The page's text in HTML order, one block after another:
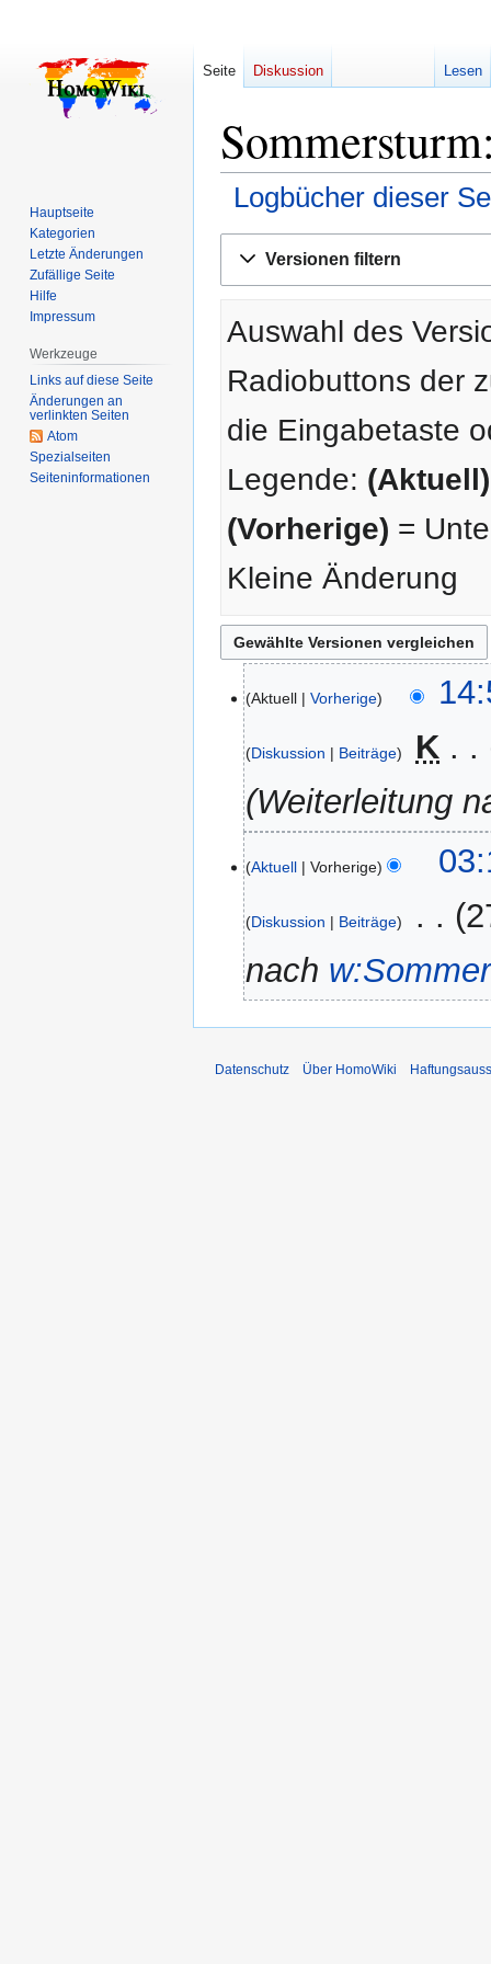
Logbücher dieser
Navigation
Suche
Versionen filtern
Auswahl des
Radiobuttons der
die Eingabetaste
Legende: (Aktuell)
(Vorherige) =
Kleine Änderung
August
2006
Aktuell Vorherige
Diskussion Beiträge
K
Weiterleitung
Aktuell Vorherige
Diskussion Beiträge
nach
Seite Diskussion Lesen
Hauptseite
Kategorien
Letzte Änderungen
Zufällige Seite
Hilfe
Impressum
Werkzeuge
Links auf diese Seite
Änderungen an
verlinkten Seiten
Atom
Spezialseiten
Seiten­­informationen
Datenschutz Über HomoWiki